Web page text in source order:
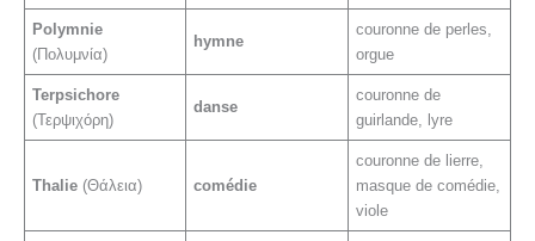
Polymnie
(Πολυμνία)
hymne
couronne de perles,
orgue
Terpsichore
(Τερψιχόρη)
danse
couronne de
guirlande, lyre
Thalie (Θάλεια) comédie
couronne de lierre,
masque de comédie,
viole